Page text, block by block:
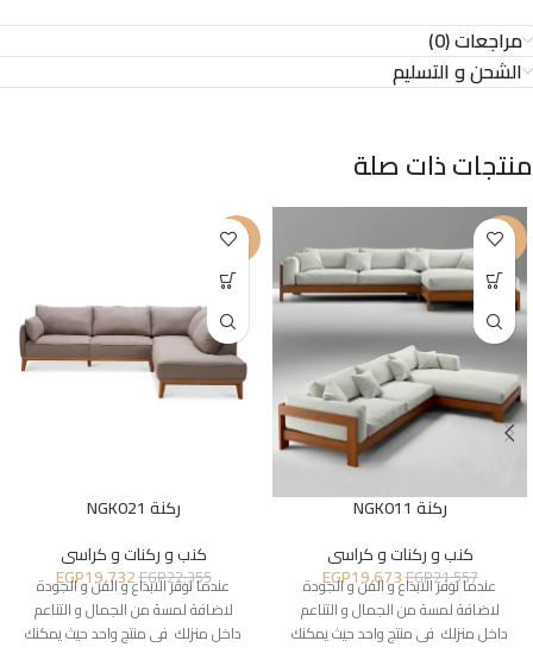
مراجعات (0)
الشحن و التسليم
منتجات ذات صلة
-9%
ركنة NGK011
كنب و ركنات و كراسى
EGP21,557
EGP19,673
عندما نوفر الابداع و الفن و الجودة
لاضافة لمسة من الجمال و التناعم
داخل منزلك فى منتج واحد حيث يمكنك
-12%
ركنة NGK021
كنب و ركنات و كراسى
EGP22,355
EGP19,732
عندما نوفر الابداع و الفن و الجودة
لاضافة لمسة من الجمال و التناعم
داخل منزلك فى منتج واحد حيث يمكنك